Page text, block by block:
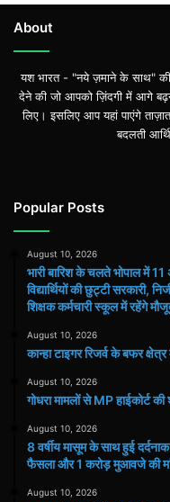
About
यश भारत - "नये ज़माने के साथ"
देने की जो आपको ज़िंदगी में आगे
लिए। इसलिए आप यहां पाएंगे
बदलती
Popular Posts
August 10, 2026
भारी बारिश के चलते भोपाल में
विद्यार्थियों की छुट्टी सरकारी,
शिक्षक कर्मचारी स्कूल में रहेंगे
August 10, 2026
कान्हा टाइगर रिजर्व के बफर
August 10, 2026
गोधरा मामलों से MP हाईकोर्ट
August 10, 2026
8 वर्षीय मासूम के साथ हुई
फैसला और 1 करोड़ मुआवजे की
August 10, 2026